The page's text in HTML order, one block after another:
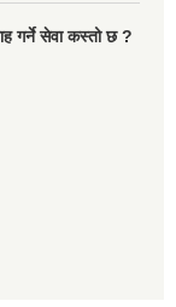
गर्ने सेवा कस्तो छ ?